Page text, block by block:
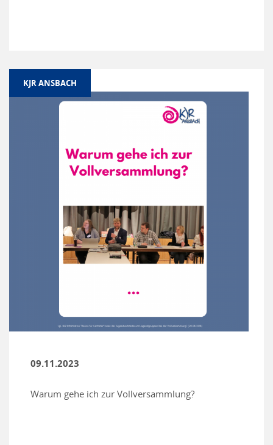
KJR ANSBACH
09.11.2023
Warum gehe ich zur Vollversammlung?